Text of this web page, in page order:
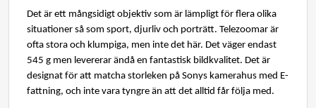
Det är ett mångsidigt objektiv som är lämpligt för flera olika
situationer så som sport, djurliv och porträtt. Telezoomar är
ofta stora och klumpiga, men inte det här. Det väger endast
545 g men levererar ändå en fantastisk bildkvalitet. Det är
designat för att matcha storleken på Sonys kamerahus med E-
fattning, och inte vara tyngre än att det alltid får följa med.